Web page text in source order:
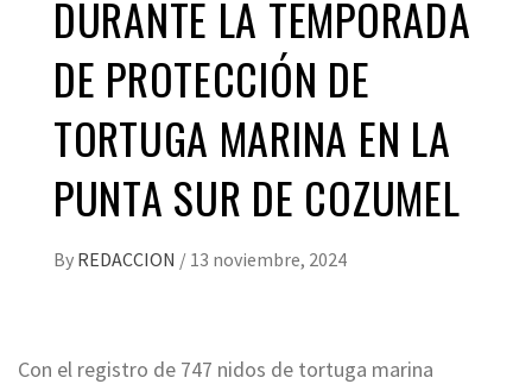
DURANTE LA TEMPORADA
DE PROTECCIÓN DE
TORTUGA MARINA EN LA
PUNTA SUR DE COZUMEL
By REDACCION / 13 noviembre, 2024
Con el registro de 747 nidos de tortuga marina